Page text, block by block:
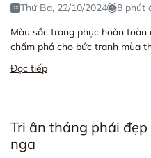
Thứ Ba, 22/10/2024
8 phút
Màu sắc trang phục hoàn
chấm phá cho bức tranh mùa
Đọc tiếp
Tri ân tháng phái
nga